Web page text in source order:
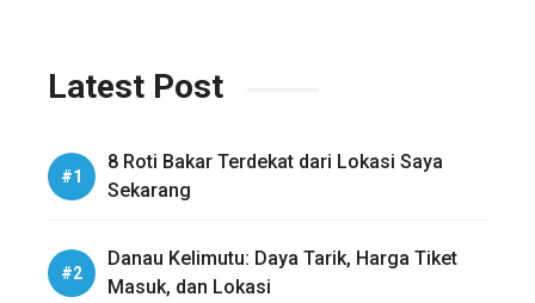
Latest Post
8 Roti Bakar Terdekat dari Lokasi Saya
Sekarang
Danau Kelimutu: Daya Tarik, Harga Tiket
Masuk, dan Lokasi